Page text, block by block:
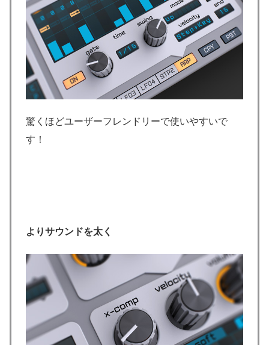
驚くほどユーザーフレンドリーで使いやすいで
す！
よりサウンドを太く